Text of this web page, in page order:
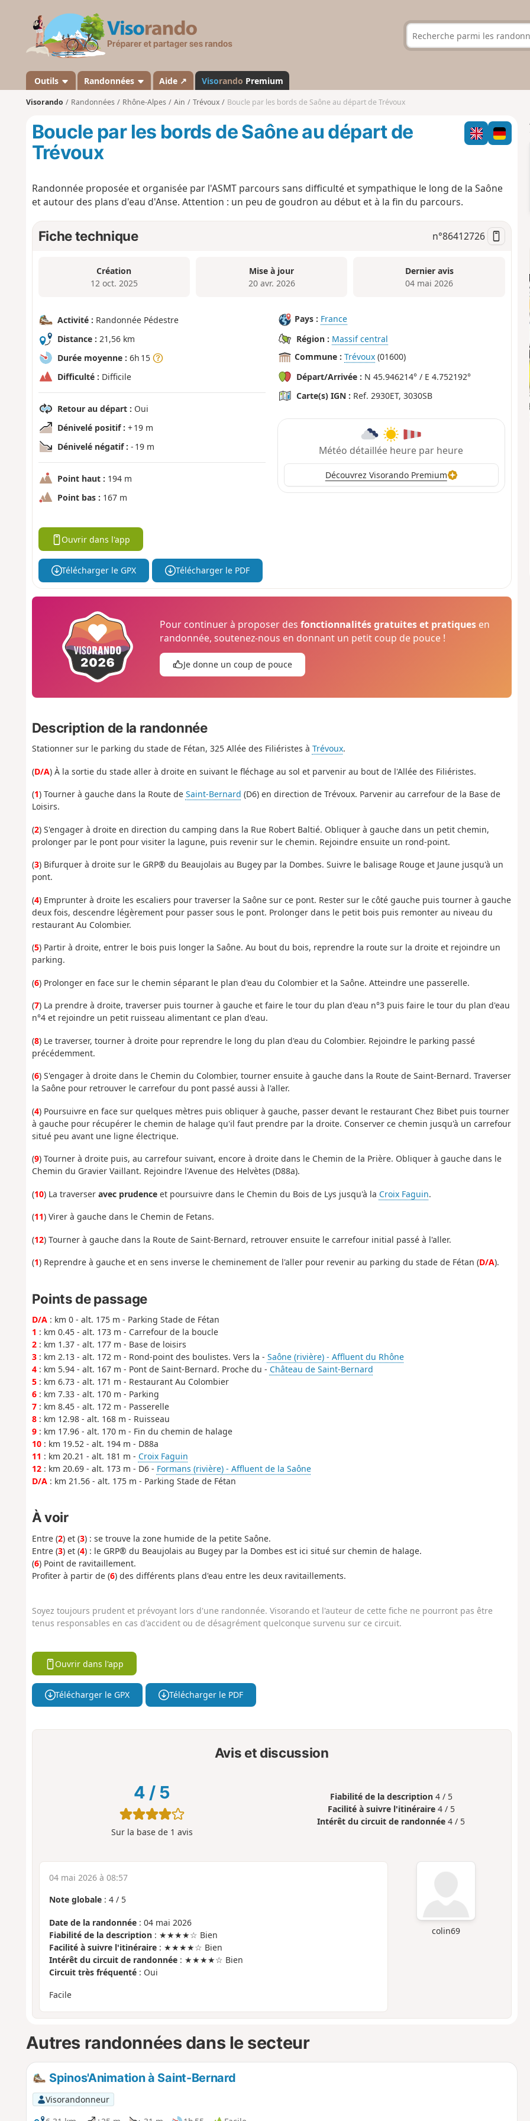
s
a
n
d
Outils Randonnées Aide ↗ Visorando Premium
Visorando Randonnées Rhône-Alpes Ain Trévoux Boucle par les bords de Saône au départ de Trévoux
Boucle par les bords de Saône au départ de
Trévoux
Randonnée proposée et organisée par l'ASMT parcours sans difficulté et sympathique le long de la Saône
et autour des plans d'eau d'Anse. Attention : un peu de goudron au début et à la fin du parcours.
Fiche technique n°86412726
Création
12 oct. 2025
Mise à jour
20 avr. 2026
Dernier avis
04 mai 2026
Activité : Randonnée Pédestre
Distance : 21,56 km
Durée moyenne : 6h 15
Difficulté : Difficile
Retour au départ : Oui
Dénivelé positif : + 19 m
Dénivelé négatif : - 19 m
Point haut : 194 m
Point bas : 167 m
Pays : France
Région : Massif central
Commune : Trévoux (01600)
Départ/Arrivée : N 45.946214° / E 4.752192°
Carte(s) IGN : Ref. 2930ET, 3030SB
Météo détaillée heure par heure
Découvrez Visorando Premium
Ouvrir dans l'app
Télécharger le GPX Télécharger le PDF
Pour continuer à proposer desfonctionnalités gratuites et pratiques en
randonnée, soutenez-nous en donnant un petit coup de pouce !
Je donne un coup de pouce
Description de la randonnée
Stationner sur le parking du stade de Fétan, 325 Allée des Filiéristes à Trévoux.
(D/A) À la sortie du stade aller à droite en suivant le fléchage au sol et parvenir au bout de l'Allée des Filiéristes.
(1) Tourner à gauche dans la Route de Saint-Bernard (D6) en direction de Trévoux. Parvenir au carrefour de la Base de
Loisirs.
(2) S'engager à droite en direction du camping dans la Rue Robert Baltié. Obliquer à gauche dans un petit chemin,
prolonger par le pont pour visiter la lagune, puis revenir sur le chemin. Rejoindre ensuite un rond-point.
(3) Bifurquer à droite sur le GRP® du Beaujolais au Bugey par la Dombes. Suivre le balisage Rouge et Jaune jusqu'à un
pont.
(4) Emprunter à droite les escaliers pour traverser la Saône sur ce pont. Rester sur le côté gauche puis tourner à gauche
deux fois, descendre légèrement pour passer sous le pont. Prolonger dans le petit bois puis remonter au niveau du
restaurant Au Colombier.
(5) Partir à droite, entrer le bois puis longer la Saône. Au bout du bois, reprendre la route sur la droite et rejoindre un
parking.
(6) Prolonger en face sur le chemin séparant le plan d'eau du Colombier et la Saône. Atteindre une passerelle.
(7) La prendre à droite, traverser puis tourner à gauche et faire le tour du plan d'eau n°3 puis faire le tour du plan d'eau
n°4 et rejoindre un petit ruisseau alimentant ce plan d'eau.
(8) Le traverser, tourner à droite pour reprendre le long du plan d'eau du Colombier. Rejoindre le parking passé
précédemment.
(6) S'engager à droite dans le Chemin du Colombier, tourner ensuite à gauche dans la Route de Saint-Bernard. Traverser
la Saône pour retrouver le carrefour du pont passé aussi à l'aller.
(4) Poursuivre en face sur quelques mètres puis obliquer à gauche, passer devant le restaurant Chez Bibet puis tourner
à gauche pour récupérer le chemin de halage qu'il faut prendre par la droite. Conserver ce chemin jusqu'à un carrefour
situé peu avant une ligne électrique.
(9) Tourner à droite puis, au carrefour suivant, encore à droite dans le Chemin de la Prière. Obliquer à gauche dans le
Chemin du Gravier Vaillant. Rejoindre l'Avenue des Helvètes (D88a).
(10) La traverser avec prudence et poursuivre dans le Chemin du Bois de Lys jusqu'à la Croix Faguin.
(11) Virer à gauche dans le Chemin de Fetans.
(12) Tourner à gauche dans la Route de Saint-Bernard, retrouver ensuite le carrefour initial passé à l'aller.
(1) Reprendre à gauche et en sens inverse le cheminement de l'aller pour revenir au parking du stade de Fétan (D/A).
Points de passage
D/A: km 0 - alt. 175 m - Parking Stade de Fétan
1 : km 0.45 - alt. 173 m - Carrefour de la boucle
2: km 1.37 - alt. 177 m - Base de loisirs
3: km 2.13 - alt. 172 m - Rond-point des boulistes. Vers la - Saône (rivière) - Affluent du Rhône
4: km 5.94 - alt. 167 m - Pont de Saint-Bernard. Proche du - Château de Saint-Bernard
5: km 6.73 - alt. 171 m - Restaurant Au Colombier
6: km 7.33 - alt. 170 m - Parking
7: km 8.45 - alt. 172 m - Passerelle
8: km 12.98 - alt. 168 m - Ruisseau
9: km 17.96 - alt. 170 m - Fin du chemin de halage
10: km 19.52 - alt. 194 m - D88a
11 : km 20.21 - alt. 181 m - Croix Faguin
12: km 20.69 - alt. 173 m - D6 - Formans (rivière) - Affluent de la Saône
D/A: km 21.56 - alt. 175 m - Parking Stade de Fétan
À voir
Entre (2) et (3) : se trouve la zone humide de la petite Saône.
Entre (3) et (4) : le GRP® du Beaujolais au Bugey par la Dombes est ici situé sur chemin de halage.
(6) Point de ravitaillement.
Profiter à partir de (6) des différents plans d'eau entre les deux ravitaillements.
Soyez toujours prudent et prévoyant lors d'une randonnée. Visorando et l'auteur de cette fiche ne pourront pas être
tenus responsables en cas d'accident ou de désagrément quelconque survenu sur ce circuit.
Ouvrir dans l'app
Télécharger le GPX Télécharger le PDF
Avis et discussion
4 / 5
Sur la base de 1 avis
Fiabilité de la description 4 / 5
Facilité à suivre l'itinéraire 4 / 5
Intérêt du circuit de randonnée 4 / 5
colin69
04 mai 2026 à 08:57
Note globale: 4/ 5
Date de la randonnée: 04 mai 2026
Fiabilité de la description: ★★★★☆ Bien
Facilité à suivre l'itinéraire: ★★★★☆ Bien
Intérêt du circuit de randonnée: ★★★★☆ Bien
Circuit très fréquenté: Oui
Facile
Autres randonnées dans le secteur
Spinos'Animation à Saint-Bernard
Visorandonneur